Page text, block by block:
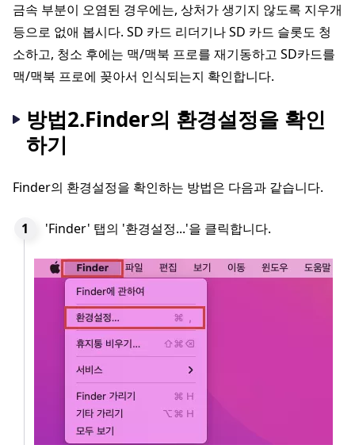
금속 부분이 오염된 경우에는, 상처가 생기지 않도록 지우개
등으로 없애 봅시다. SD 카드 리더기나 SD 카드 슬롯도 청
소하고, 청소 후에는 맥/맥북 프로를 재기동하고 SD카드를
맥/맥북 프로에 꽂아서 인식되는지 확인합니다.
방법2.Finder의 환경설정을 확인
하기
Finder의 환경설정을 확인하는 방법은 다음과 같습니다.
'Finder' 탭의 '환경설정...'을 클릭합니다.